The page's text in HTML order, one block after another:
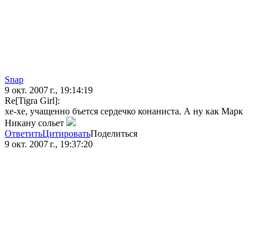
Snap
9 окт. 2007 г., 19:14:19
Re[Tigra Girl]:
хе-хе, учащенно бъется сердечко конаниста. А ну как Марк
Никану сольет
ОтветитьЦитироватьПоделиться
9 окт. 2007 г., 19:37:20